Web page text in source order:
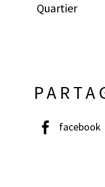
Quartier
facebook